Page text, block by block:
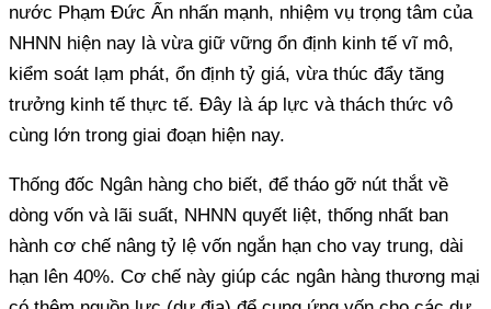
nước Phạm Đức Ấn nhấn mạnh, nhiệm vụ trọng tâm của
NHNN hiện nay là vừa giữ vững ổn định kinh tế vĩ mô,
kiểm soát lạm phát, ổn định tỷ giá, vừa thúc đẩy tăng
trưởng kinh tế thực tế. Đây là áp lực và thách thức vô
cùng lớn trong giai đoạn hiện nay.
Thống đốc Ngân hàng cho biết, để tháo gỡ nút thắt về
dòng vốn và lãi suất, NHNN quyết liệt, thống nhất ban
hành cơ chế nâng tỷ lệ vốn ngắn hạn cho vay trung, dài
hạn lên 40%. Cơ chế này giúp các ngân hàng thương mại